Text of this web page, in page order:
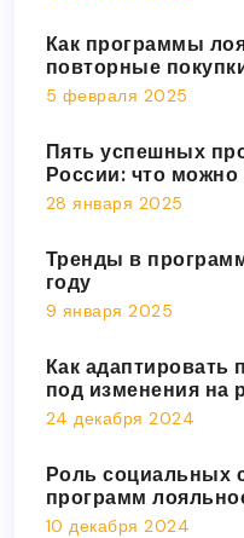
Как программы
повторные
5 февраля 2025
Пять успешных
России: что можно
28 января 2025
Тренды в
году
9 января 2025
Как адаптировать
под изменения на
24 декабря 2024
Роль социальных
программ
10 декабря 2024